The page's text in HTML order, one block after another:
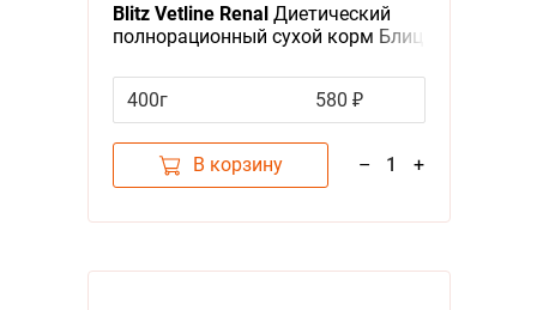
Blitz Vetline RenalДиетический
полнорационный сухой корм Блиц
хронической почечной
недостаточности
400г 580 ₽
В корзину – 1 +